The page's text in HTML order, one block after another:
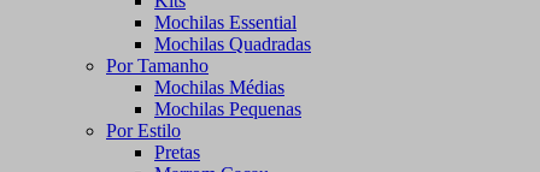
Mochilas Essential
Mochilas Quadradas
Por Tamanho
Mochilas Médias
Mochilas Pequenas
Por Estilo
Pretas